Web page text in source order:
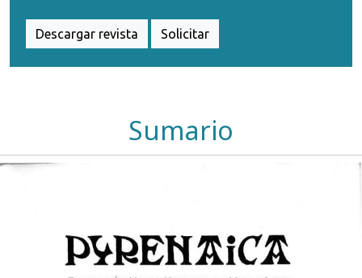
Descargar revista Solicitar
Sumario